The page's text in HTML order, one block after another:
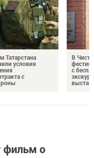
Татарстана
условия
с
В
с
фильм о